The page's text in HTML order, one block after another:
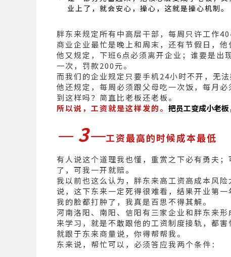
业上了，就会安心，操心，这就是操心机制。
胖东来规定所有中高层干部，每周只许工作
商业企业最忙是晚上和周末，还有节假日，他
他又规定，下班6点必须离开企业；谁要是出
一次，罚款200元。
而我们的企业规定只要手机24小时不开，无法
他还规定，每周必须跟父母吃一次饭，每月
到这样吗？简直比老板还老板。
所以说，工资就是这样发的。 把员工变成小老板
—3—工资最高的时候成本最低
有人说这个道理我也懂，重赏之下必有勇夫
了，可我一开就赔。
我以前也这么认为，胖东来高工资高成本风
说，这下东来一定死得很难看，结果开业第
我的脸都打肿了，我真是百思不得其解。
河南洛阳、南阳、信阳有三家企业和胖东来
来学习，就是不敢跟他的工资制度接轨，都
就跟于东来商量说，你得帮帮我。
东来说，帮忙可以，必须答应我两个条件：